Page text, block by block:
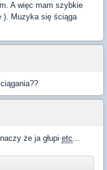
A więc mam szybkie
). Muzyka się ściąga
że ja głupi etc